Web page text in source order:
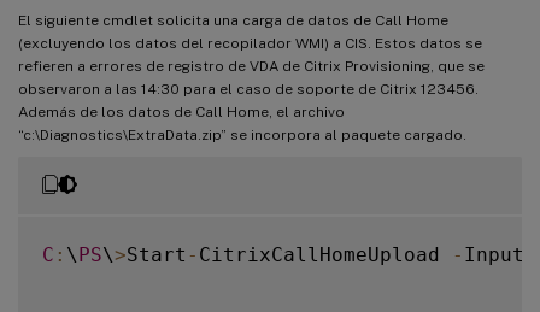
El siguiente cmdlet solicita una carga de datos de Call Home
(excluyendo los datos del recopilador WMI) a CIS. Estos datos se
refieren a errores de registro de VDA de Citrix Provisioning, que se
observaron a las 14:30 para el caso de soporte de Citrix 123456.
Además de los datos de Call Home, el archivo
“c:\Diagnostics\ExtraData.zip” se incorpora al paquete cargado.
C : \PS\>Start - CitrixCallHomeUpload -